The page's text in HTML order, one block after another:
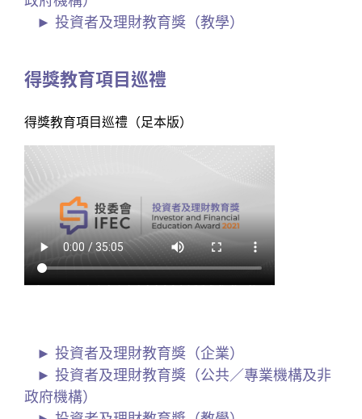
投資者及理財教育獎（教學）
得獎教育項目巡禮
得獎教育項目巡禮（足本版）
投資者及理財教育獎（企業）
投資者及理財教育獎（公共／專業機構及非
政府機構）